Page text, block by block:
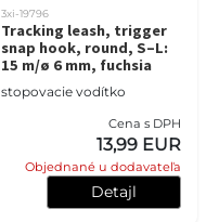
3xi-19796
Tracking leash, trigger
snap hook, round, S–L:
15 m/ø 6 mm, fuchsia
stopovacie vodítko
Cena s DPH
13,99 EUR
Objednané u dodavateľa
Detajl